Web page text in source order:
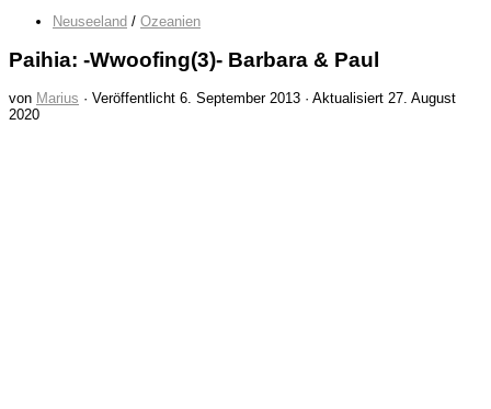
Neuseeland / Ozeanien
Paihia: -Wwoofing(3)- Barbara & Paul
von Marius · Veröffentlicht 6. September 2013 · Aktualisiert 27. August
2020